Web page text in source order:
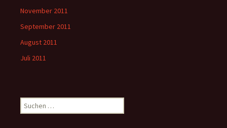
November 2011
September 2011
August 2011
Juli 2011
Suchen
nach: